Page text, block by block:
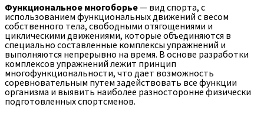
Функциональное многоборье— вид спорта, с
использованием функциональных движений с весом
собственного тела, свободными отягощениями и
циклическими движениями, которые объединяются в
специально составленные комплексы упражнений и
выполняются непрерывно на время. В основе разработки
комплексов упражнений лежит принцип
многофункциональности, что дает возможность
соревновательным путем задействовать все функции
организма и выявить наиболее разносторонне физически
подготовленных спортсменов.